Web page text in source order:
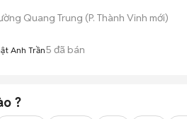
Quang Trung (P. Thành Vinh mới)
Anh Trần5 đã bán
?